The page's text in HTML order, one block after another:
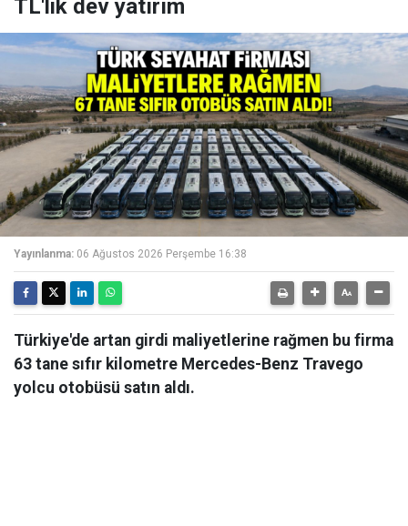
TL'lik dev yatırım
Yayınlanma: 06 Ağustos 2026 Perşembe 16:38
Türkiye'de artan girdi maliyetlerine rağmen bu firma
63 tane sıfır kilometre Mercedes-Benz Travego
yolcu otobüsü satın aldı.